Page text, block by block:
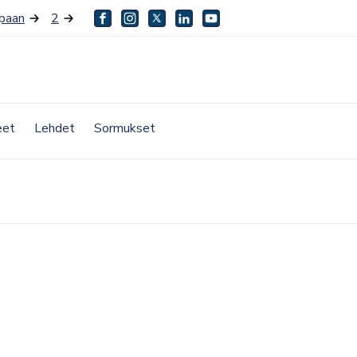
2 facebookinstagram
twitterlinkedinyoutube
Lehdet Sormukset